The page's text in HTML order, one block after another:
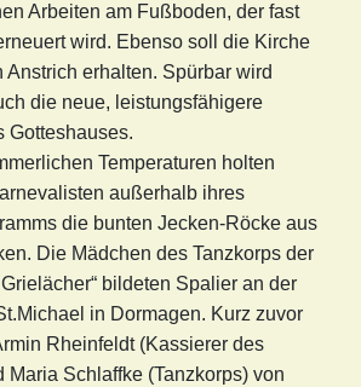
Arbeiten am Fußboden, der fast
wird. Ebenso soll die Kirche
Anstrich erhalten. Spürbar wird
die neue, leistungsfähigere
Gotteshauses.
Temperaturen holten
außerhalb ihres
die bunten Jecken-Röcke aus
Die Mädchen des Tanzkorps der
bildeten Spalier an der
in Dormagen. Kurz zuvor
Rheinfeldt (Kassierer des
Maria Schlaffke (Tanzkorps) von